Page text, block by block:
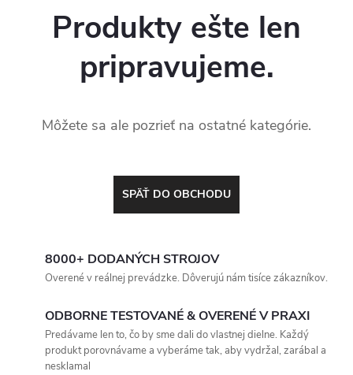
Produkty ešte len
pripravujeme.
Môžete sa ale pozrieť na ostatné kategórie.
SPÄŤ DO OBCHODU
8000+ DODANÝCH STROJOV
Overené v reálnej prevádzke. Dôverujú nám tisíce zákazníkov.
ODBORNE TESTOVANÉ & OVERENÉ V PRAXI
Predávame len to, čo by sme dali do vlastnej dielne. Každý
produkt porovnávame a vyberáme tak, aby vydržal, zarábal a
nesklamal